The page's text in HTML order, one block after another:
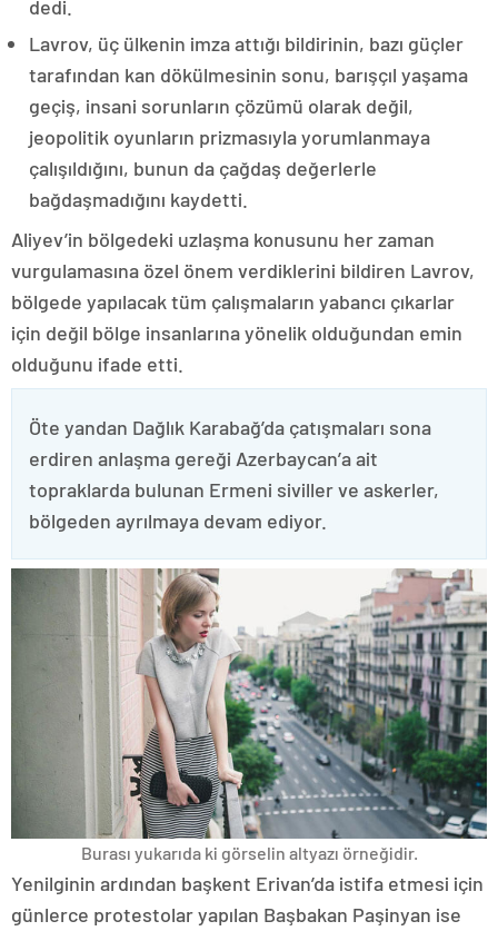
dedi.
Lavrov, üç ülkenin imza attığı bildirinin, bazı güçler
tarafından kan dökülmesinin sonu, barışçıl yaşama
geçiş, insani sorunların çözümü olarak değil,
jeopolitik oyunların prizmasıyla yorumlanmaya
çalışıldığını, bunun da çağdaş değerlerle
bağdaşmadığını kaydetti.
Aliyev’in bölgedeki uzlaşma konusunu her zaman
vurgulamasına özel önem verdiklerini bildiren Lavrov,
bölgede yapılacak tüm çalışmaların yabancı çıkarlar
için değil bölge insanlarına yönelik olduğundan emin
olduğunu ifade etti.
Öte yandan Dağlık Karabağ’da çatışmaları sona
erdiren anlaşma gereği Azerbaycan’a ait
topraklarda bulunan Ermeni siviller ve askerler,
bölgeden ayrılmaya devam ediyor.
Burası yukarıda ki görselin altyazı örneğidir.
Yenilginin ardından başkent Erivan’da istifa etmesi için
günlerce protestolar yapılan Başbakan Paşinyan ise